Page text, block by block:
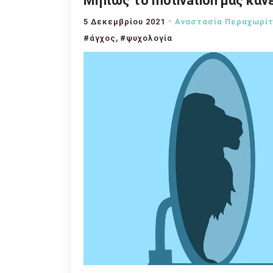
5 Δεκεμβρίου 2021 Αναστασία
#άγχος , #ψυχολογία